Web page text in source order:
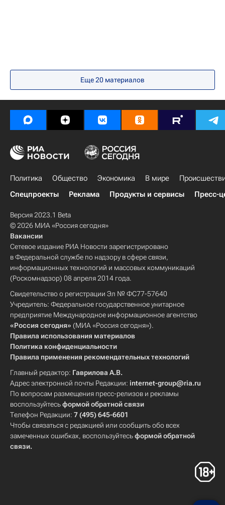
Еще20 материалов
Политика Общество Экономика В мире
Спецпроекты
Реклама Продукты и сервисы Пресс-
Версия 2023.1 Beta
© 2026 МИА «Россия сегодня»
Вакансии
Сетевое издание РИА Новости зарегистрировано
в Федеральной службе по надзору в сфере связи,
информационных технологий и массовых коммуникаций
(Роскомнадзор) 08 апреля 2014 года.
Свидетельство о регистрации Эл № ФС77-57640
Учредитель: Федеральное государственное унитарное
предприятие Международное информационное агентство
«Россия сегодня» (МИА «Россия сегодня»).
Правила использования материалов
Политика конфиденциальности
Правила применения рекомендательных технологий
Главный редактор: Гаврилова А.В.
Адрес электронной почты Редакции: internet-group@ria.ru
По вопросам размещения пресс-релизов и рекламы
воспользуйтесьформой обратной связи
Телефон Редакции: 7 (495) 645-6601
Чтобы связаться с редакцией или сообщить обо всех
замеченных ошибках, воспользуйтесьформой обратной
связи.